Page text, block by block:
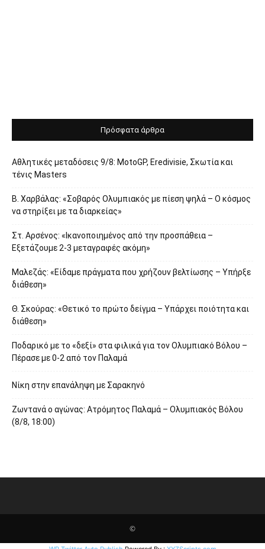
Πρόσφατα άρθρα
Αθλητικές μεταδόσεις 9/8: MotoGP, Eredivisie, Σκωτία και
τένις Masters
Β. Χαρβάλας: «Σοβαρός Ολυμπιακός με πίεση ψηλά – Ο κόσμος
να στηρίξει με τα διαρκείας»
Στ. Αρσένος: «Ικανοποιημένος από την προσπάθεια –
Εξετάζουμε 2-3 μεταγραφές ακόμη»
Μαλεζάς: «Είδαμε πράγματα που χρήζουν βελτίωσης – Υπήρξε
διάθεση»
Θ. Σκούρας: «Θετικό το πρώτο δείγμα – Υπάρχει ποιότητα και
διάθεση»
Ποδαρικό με το «δεξί» στα φιλικά για τον Ολυμπιακό Βόλου –
Πέρασε με 0-2 από τον Παλαμά
Νίκη στην επανάληψη με Σαρακηνό
Ζωντανά ο αγώνας: Ατρόμητος Παλαμά – Ολυμπιακός Βόλου
(8/8, 18:00)
©